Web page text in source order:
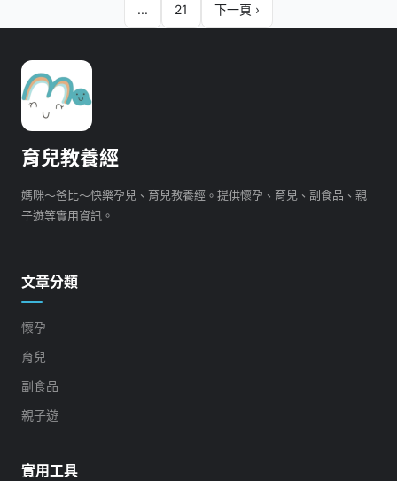
... 21 下一頁 ›
育兒教養經
媽咪～爸比～快樂孕兒、育兒教養經。提供懷孕、育兒、副食品、親
子遊等實用資訊。
文章分類
懷孕
育兒
副食品
親子遊
實用工具